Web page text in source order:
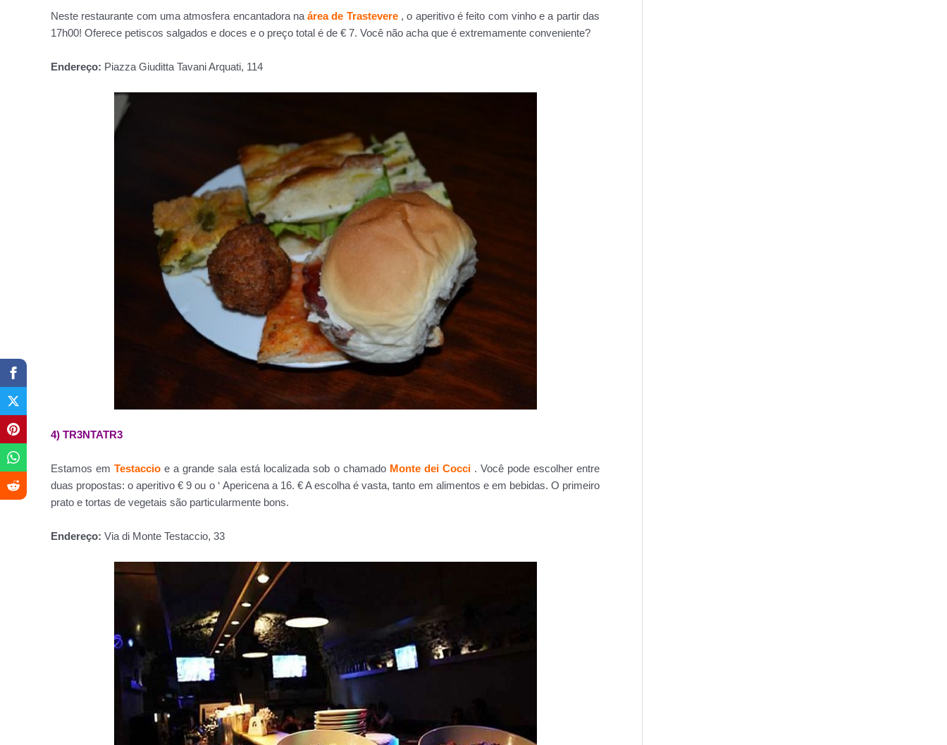
Neste restaurante com uma atmosfera encantadora naárea de Trastevere , o aperitivo é feito com vinho e a partir das
17h00! Oferece petiscos salgados e doces e o preço total é de € 7. Você não acha que é extremamente conveniente?
Endereço: Piazza Giuditta Tavani Arquati, 114
4) TR3NTATR3
Estamos emTestaccio e a grande sala está localizada sob o chamado Monte dei Cocci . Você pode escolher entre
duas propostas: o aperitivo € 9 ou o ‘ Apericena a 16. € A escolha é vasta, tanto em alimentos e em bebidas. O primeiro
prato e tortas de vegetais são particularmente bons.
Endereço: Via di Monte Testaccio, 33